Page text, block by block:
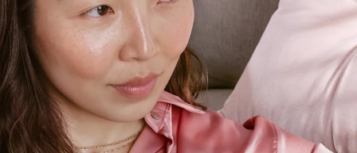
Mina enheter
Mina beställningar
Mina adresser
Mina prenumerationer
FAQ™ Pure Beauty-Tech Elixir
issa™ Teeth Whitening Set
English Deutsch
Español
Français
Italiano
Português
Polski
Svenska
Русский
Türkçe
简体中文 繁體中文